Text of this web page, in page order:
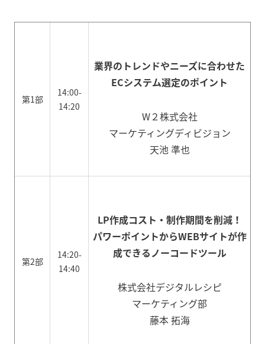
第1部
14:00-
14:20
業界のトレンドやニーズに合わせた
ECシステム選定のポイント
W２株式会社
マーケティングディビジョン
天池 準也
第2部
14:20-
14:40
LP作成コスト・制作期間を削減！
パワーポイントからWEBサイトが作
成できるノーコードツール
株式会社デジタルレシピ
マーケティング部
藤本 拓海